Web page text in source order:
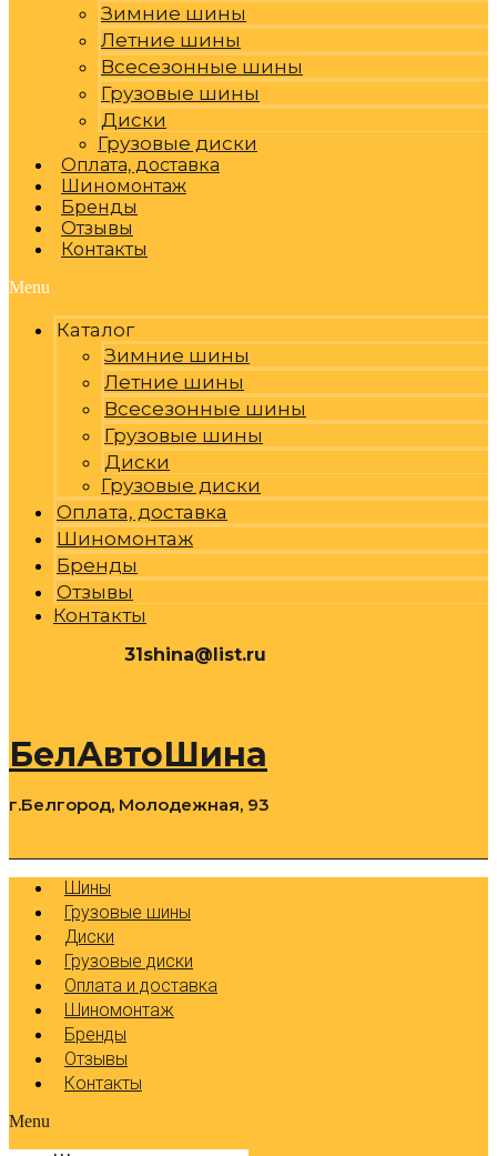
Зимние шины
Летние шины
Всесезонные шины
Грузовые шины
Диски
Грузовые диски
Оплата, доставка
Шиномонтаж
Бренды
Отзывы
Контакты
Menu
Каталог
Зимние шины
Летние шины
Всесезонные шины
Грузовые шины
Диски
Грузовые диски
Оплата, доставка
Шиномонтаж
Бренды
Отзывы
Контакты
31shina@list.ru
БелАвтоШина
г.Белгород, Молодежная, 93
Шины
Грузовые шины
Диски
Грузовые диски
Оплата и доставка
Шиномонтаж
Бренды
Отзывы
Контакты
Menu